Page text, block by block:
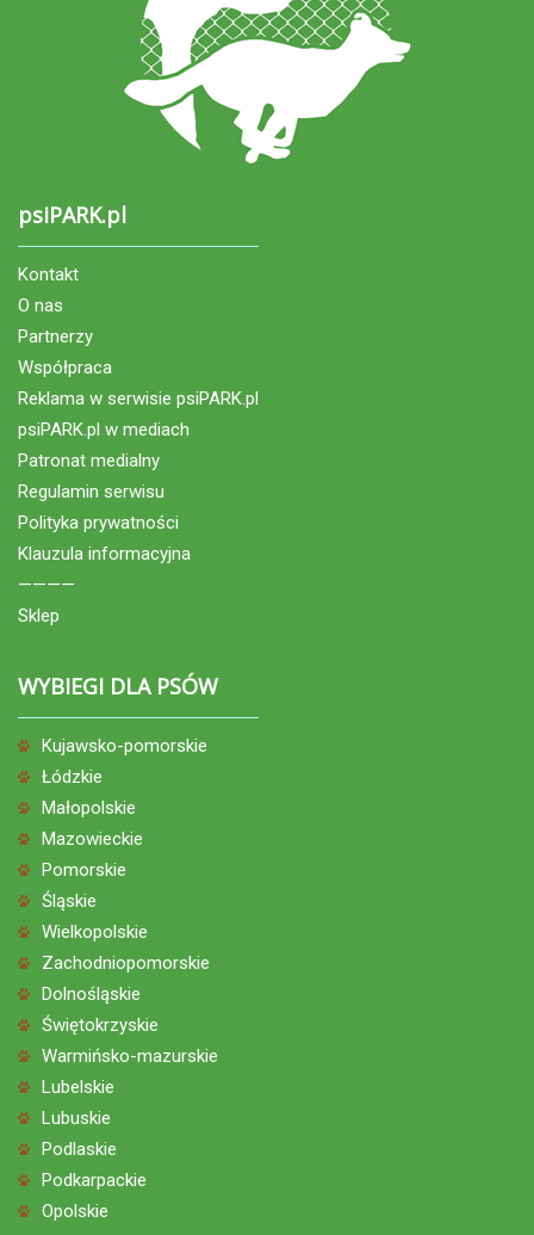
psiPARK.pl
Kontakt
O nas
Partnerzy
Współpraca
Reklama w serwisie psiPARK.pl
psiPARK.pl w mediach
Patronat medialny
Regulamin serwisu
Polityka prywatności
Klauzula informacyjna
————
Sklep
WYBIEGI DLA PSÓW
Kujawsko-pomorskie
Łódzkie
Małopolskie
Mazowieckie
Pomorskie
Śląskie
Wielkopolskie
Zachodniopomorskie
Dolnośląskie
Świętokrzyskie
Warmińsko-mazurskie
Lubelskie
Lubuskie
Podlaskie
Podkarpackie
Opolskie